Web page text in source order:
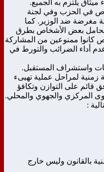
ميثاق يلتزم به الجميع.
في الحزب وفي لجنة
مغرضة ضد الوزير. كما
تحامل بعض الأشخاص بطرق
كانوا ممنوعين من المشاركة
أداء الضرائب والتورط في
واستشراف المستقبل.
زمنية لمراحل عملية تهيىء
قائم على التوازن وتكافؤ
المركزي والجهوي والمحلي.
:
بالقانون وليس خارج